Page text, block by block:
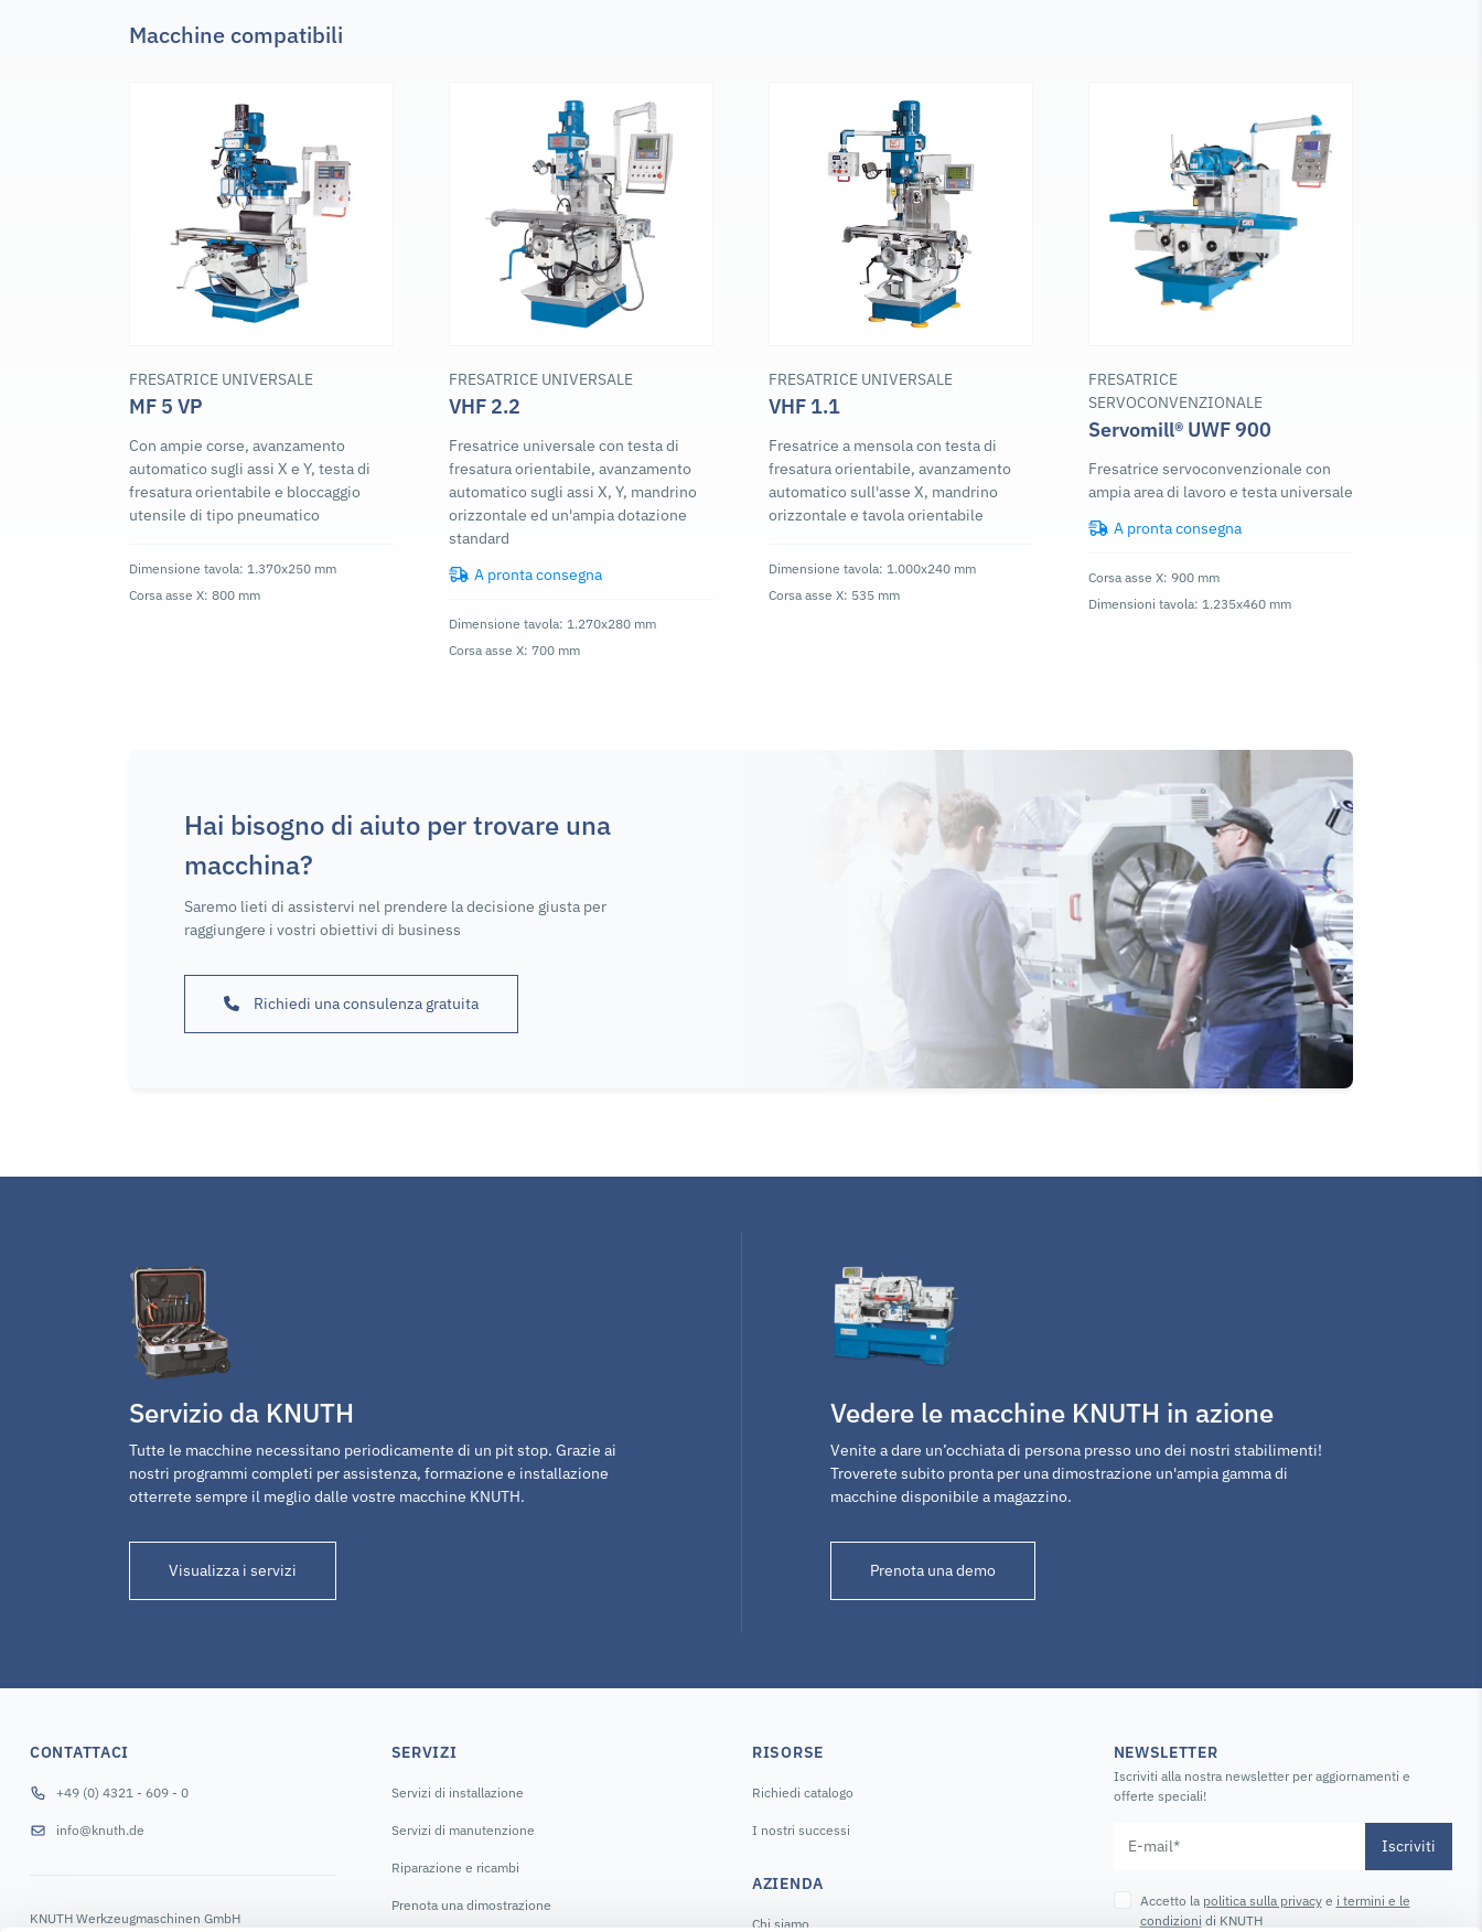
Macchine compatibili
FRESATRICE UNIVERSALE
MF 5 VP
Con ampie corse, avanzamento
automatico sugli assi X e Y, testa di
fresatura orientabile e bloccaggio
utensile di tipo pneumatico
Dimensione tavola: 1.370x250 mm
Corsa asse X: 800 mm
FRESATRICE UNIVERSALE
VHF 2.2
Fresatrice universale con testa di
fresatura orientabile, avanzamento
automatico sugli assi X, Y, mandrino
orizzontale ed un'ampia dotazione
standard
A pronta consegna
Dimensione tavola: 1.270x280 mm
Corsa asse X: 700 mm
FRESATRICE UNIVERSALE
VHF 1.1
Fresatrice a mensola con testa di
fresatura orientabile, avanzamento
automatico sull'asse X, mandrino
orizzontale e tavola orientabile
Dimensione tavola: 1.000x240 mm
Corsa asse X: 535 mm
FRESATRICE
SERVOCONVENZIONALE
Servomill® UWF 900
Fresatrice servoconvenzionale con
ampia area di lavoro e testa universale
A pronta consegna
Corsa asse X: 900 mm
Dimensioni tavola: 1.235x460 mm
Hai bisogno di aiuto per trovare una
macchina?
Saremo lieti di assistervi nel prendere la decisione giusta per
raggiungere i vostri obiettivi di business
Richiedi una consulenza gratuita
Servizio da KNUTH
Tutte le macchine necessitano periodicamente di un pit stop. Grazie ai
nostri programmi completi per assistenza, formazione e installazione
otterrete sempre il meglio dalle vostre macchine KNUTH.
Visualizza i servizi
Vedere le macchine KNUTH in azione
Venite a dare un’occhiata di persona presso uno dei nostri stabilimenti!
Troverete subito pronta per una dimostrazione un'ampia gamma di
macchine disponibile a magazzino.
Prenota una demo
CONTATTACI
+49 (0) 4321 - 609 - 0
info@knuth.de
KNUTH Werkzeugmaschinen GmbH
SERVIZI
Servizi di installazione
Servizi di manutenzione
Riparazione e ricambi
Prenota una dimostrazione
RISORSE
Richiedi catalogo
I nostri successi
AZIENDA
Chi siamo
NEWSLETTER
Iscriviti alla nostra newsletter per aggiornamenti e
offerte speciali!
Iscriviti
Accetto la politica sulla privacye i termini e le
condizioni di KNUTH